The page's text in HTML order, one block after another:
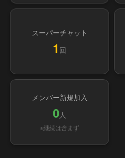
スーパーチャット
1 回
メンバー新規加入
0人
※継続は含まず